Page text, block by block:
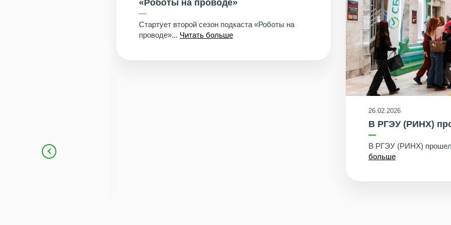
Университете
«Роботы на проводе»
Стартует второй сезон подкаста «Роботы на
проводе»... Читать больше
26.02.2026
В РГЭУ (РИНХ)
В РГЭУ (РИНХ)
больше